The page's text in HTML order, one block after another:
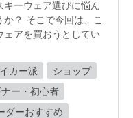
キーウェア選びに悩ん
？ そこで今回は、こ
ェアを買おうとしてい
カー派
ショップ
ナー・初心者
ダーおすすめ